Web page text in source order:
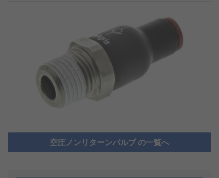
空圧ノンリターンバルブ の一覧へ